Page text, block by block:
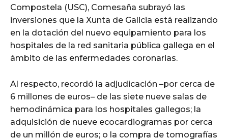
Compostela (USC), Comesaña subrayó las
inversiones que la Xunta de Galicia está realizando
en la dotación del nuevo equipamiento para los
hospitales de la red sanitaria pública gallega en el
ámbito de las enfermedades coronarias.
Al respecto, recordó la adjudicación –por cerca de
6 millones de euros– de las siete nueve salas de
hemodinámica para los hospitales gallegos; la
adquisición de nueve ecocardiogramas por cerca
de un millón de euros; o la compra de tomografías